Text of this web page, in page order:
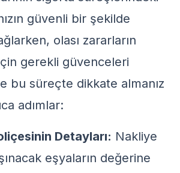
güvenli bir şekilde
olası zararların
gerekli güvenceleri
bu süreçte dikkate almanız
adımlar:
Detayları: Nakliye
eşyaların değerine